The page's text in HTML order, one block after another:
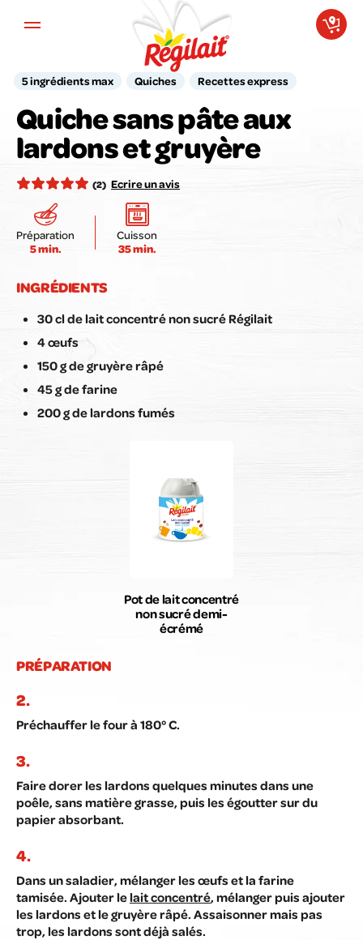
5 ingrédients max Quiches Recettes express
Quiche sans pâte aux
lardons et gruyère
(2) Ecrire un avis
Votre avis compte pour nous !
Notez la recette ici :
Envoyer mon avis
Préparation
5 min.
Cuisson
35 min.
INGRÉDIENTS
30 cl de lait concentré non sucré Régilait
4 œufs
150 g de gruyère râpé
45 g de farine
200 g de lardons fumés
Pot de lait concentré
non sucré demi-
écrémé
PRÉPARATION
Préchauffer le four à 180° C.
Faire dorer les lardons quelques minutes dans une
poêle, sans matière grasse, puis les égoutter sur du
papier absorbant.
Dans un saladier, mélanger les œufs et la farine
tamisée. Ajouter lelait concentré, mélanger puis ajouter
les lardons et le gruyère râpé. Assaisonner mais pas
trop, les lardons sont déjà salés.